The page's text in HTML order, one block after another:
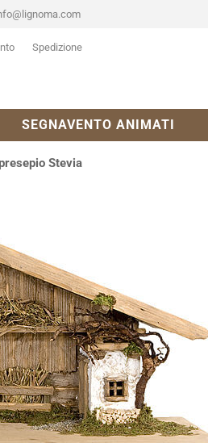
Spedizione
SEGNAVENTO ANIMATI
Stevia